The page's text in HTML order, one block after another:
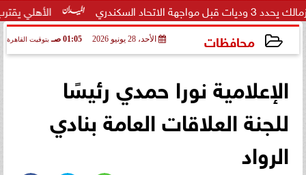
الأهلي يقترب من
محافظات الأحد، 28 يونيو 2026 01:05 صـ بتوقيت القاهرة
الإعلامية نورا حمدي رئيسًا
للجنة العلاقات العامة بنادي
الرواد